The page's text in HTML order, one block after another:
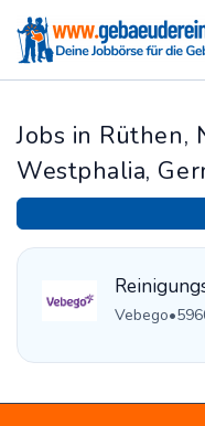
Jobs in Rüthen,
Westphalia,
Vebego•